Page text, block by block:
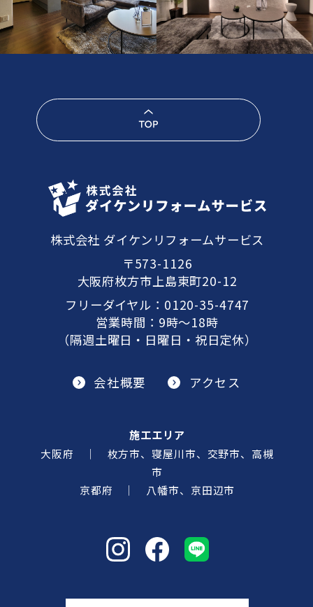
株式会社 ダイケンリフォームサービス
〒573-1126
大阪府枚方市上島東町20-12
フリーダイヤル： 0120-35-4747
営業時間：9時～18時
（隔週土曜日・日曜日・祝日定休）
会社概要 アクセス
施工エリア
大阪府 ｜ 枚方市、寝屋川市、交野市、高槻
市
京都府 ｜ 八幡市、京田辺市